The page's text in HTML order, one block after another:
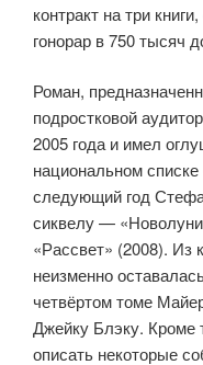
контракт на три
гонорар в 750 тысяч
Роман,
подростковой
2005 года и имел
национальном
следующий год
сиквелу —
«Рассвет» (2008). Из
неизменно
четвёртом томе
Джейку Блэку. Кроме
описать некоторые